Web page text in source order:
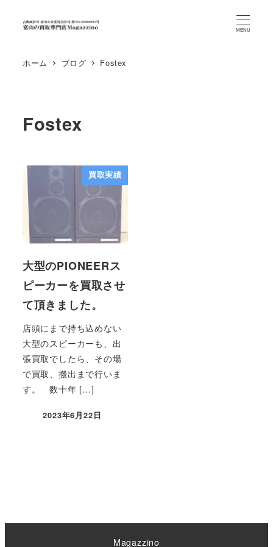
MENU
ホーム ブログ Fostex
Fostex
買取実績
大型のPIONEERス
ピーカーを買取させ
て頂きました。
店頭にまで持ち込めない
大型のスピーカーも、出
張買取でしたら、その場
で買取、搬出まで行いま
す。 数十年 […]
2023年6月22日
Magazzino